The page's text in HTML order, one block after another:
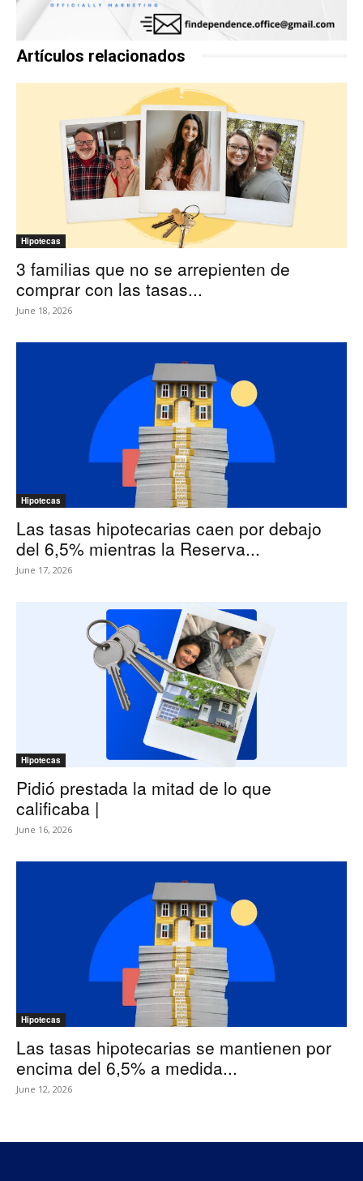
Artículos relacionados
Hipotecas
3 familias que no se arrepienten de
comprar con las tasas...
June 18, 2026
Hipotecas
Las tasas hipotecarias caen por debajo
del 6,5% mientras la Reserva...
June 17, 2026
Hipotecas
Pidió prestada la mitad de lo que
calificaba |
June 16, 2026
Hipotecas
Las tasas hipotecarias se mantienen por
encima del 6,5% a medida...
June 12, 2026